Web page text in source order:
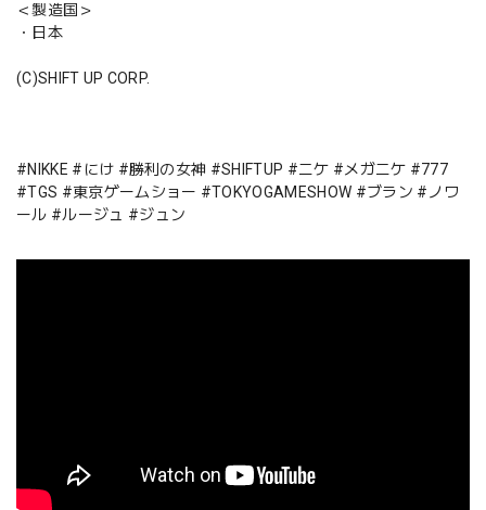
＜製造国＞
・日本
(C)SHIFT UP CORP.
#NIKKE #にけ #勝利の女神 #SHIFTUP #ニケ #メガニケ #777
#TGS #東京ゲームショー #TOKYOGAMESHOW #ブラン #ノワ
ール #ルージュ #ジュン